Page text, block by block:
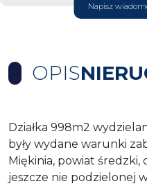
Napisz
OPIS
Działka 998m2
były wydane warunki
Miękinia, powiat średzki,
jeszcze nie podzielonej